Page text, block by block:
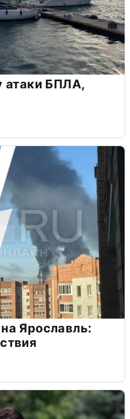
атаки БПЛА,
Ярославль: